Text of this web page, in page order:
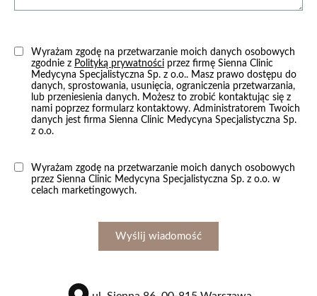
zobacz więcej
zobacz więcej
Wyrażam zgodę na przetwarzanie moich danych osobowych
zgodnie z Polityką prywatności przez firmę Sienna Clinic
Medycyna Specjalistyczna Sp. z o.o.. Masz prawo dostępu do
danych, sprostowania, usunięcia, ograniczenia przetwarzania,
lub przeniesienia danych. Możesz to zrobić kontaktując się z
nami poprzez formularz kontaktowy. Administratorem Twoich
danych jest firma Sienna Clinic Medycyna Specjalistyczna Sp.
z o.o.
Wyrażam zgodę na przetwarzanie moich danych osobowych
przez Sienna Clinic Medycyna Specjalistyczna Sp. z o.o. w
celach marketingowych.
Wyślij wiadomość